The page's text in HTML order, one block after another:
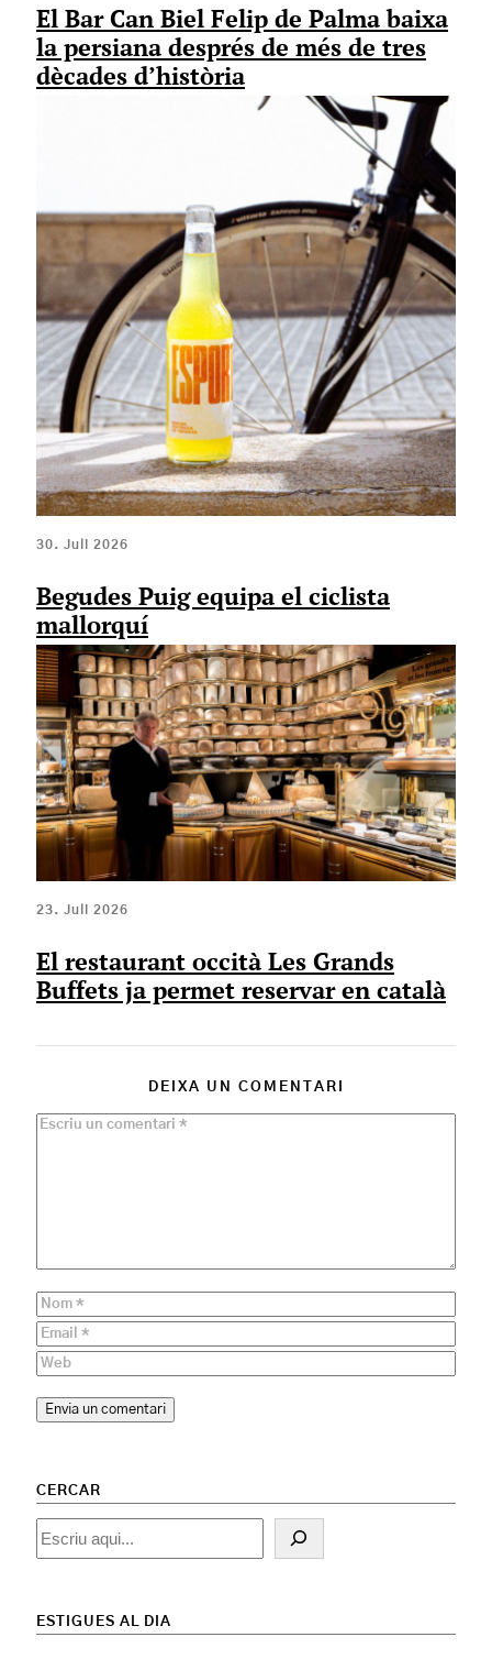
El Bar Can Biel Felip de Palma baixa
la persiana després de més de tres
dècades d’història
30. Juli 2026
Begudes Puig equipa el ciclista
mallorquí
23. Juli 2026
El restaurant occità Les Grands
Buffets ja permet reservar en català
DEIXA UN COMENTARI
CERCAR
Cercar
ESTIGUES AL DIA